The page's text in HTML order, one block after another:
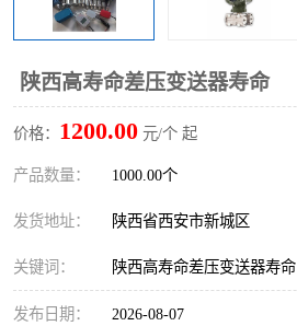
陕西高寿命差压变送器寿命
价格： 1200.00 元/个 起
产品数量： 1000.00个
发货地址： 陕西省西安市新城区
关键词： 陕西高寿命差压变送器寿命
发布日期： 2026-08-07